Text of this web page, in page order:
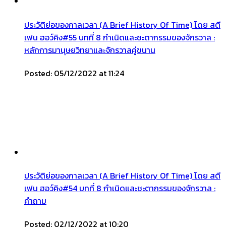
ประวัติย่อของกาลเวลา (A Brief History Of Time) โดย สตี
เฟน ฮอว์คิง#55 บทที่ 8 กำเนิดและชะตากรรมของจักรวาล :
หลักการมานุษยวิทยาและจักรวาลคู่ขนาน
Posted: 05/12/2022 at 11:24
ประวัติย่อของกาลเวลา (A Brief History Of Time) โดย สตี
เฟน ฮอว์คิง#54 บทที่ 8 กำเนิดและชะตากรรมของจักรวาล :
คำถาม
Posted: 02/12/2022 at 10:20